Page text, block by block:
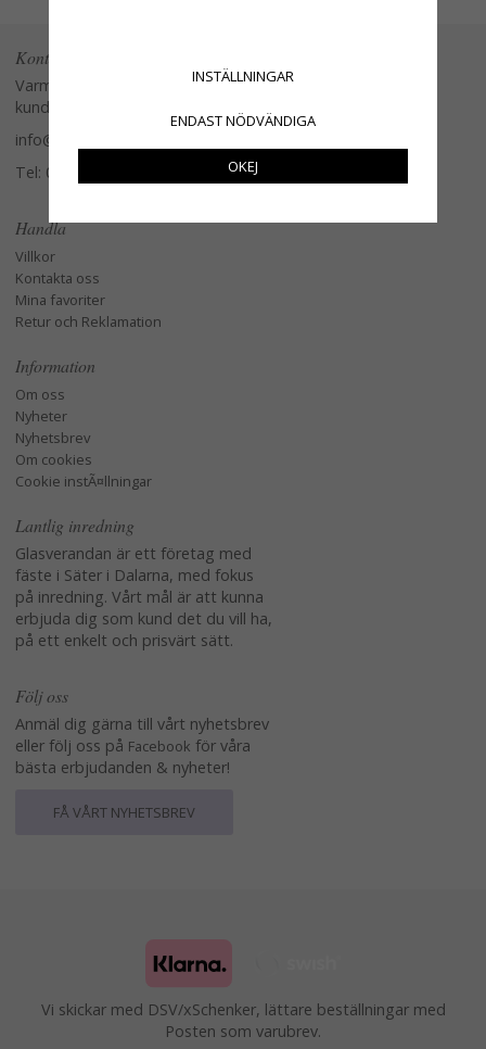
Kontakta oss
Varmt välkommen att kontakta vår
kundtjänst.
info@glasverandan.se
Tel: 079-3495968
Handla
Villkor
Kontakta oss
Mina favoriter
Retur och Reklamation
Information
Om oss
Nyheter
Nyhetsbrev
Om cookies
Cookie instÃ¤llningar
Lantlig inredning
Glasverandan är ett företag med
fäste i Säter i Dalarna, med fokus
på inredning. Vårt mål är att kunna
erbjuda dig som kund det du vill ha,
på ett enkelt och prisvärt sätt.
Följ oss
Anmäl dig gärna till vårt nyhetsbrev
eller följ oss på Facebook för våra
bästa erbjudanden & nyheter!
FÅ VÅRT NYHETSBREV
Vi skickar med DSV/xSchenker, lättare beställningar med
Posten som varubrev.
INSTÄLLNINGAR
ENDAST NÖDVÄNDIGA
OKEJ